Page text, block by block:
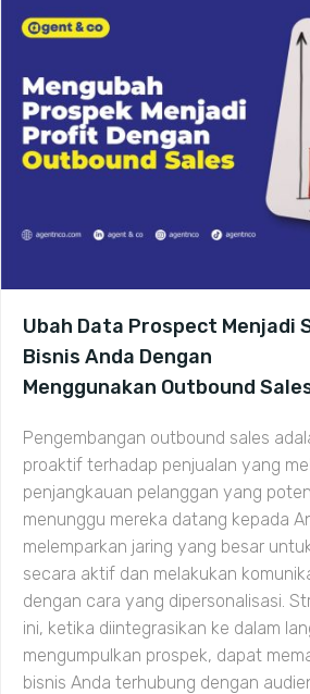
Ubah Data Prospect Menjadi
Bisnis Anda Dengan
Menggunakan Outbound
Pengembangan outbound sales
proaktif terhadap penjualan yang
penjangkauan pelanggan yang
menunggu mereka datang kepada
melemparkan jaring yang besar
secara aktif dan melakukan
dengan cara yang dipersonalisasi.
ini, ketika diintegrasikan ke dalam
mengumpulkan prospek, dapat
bisnis Anda terhubung dengan